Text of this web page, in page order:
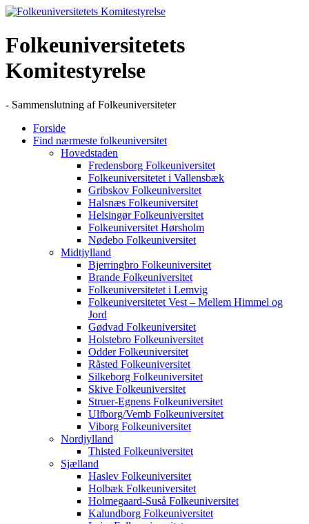
Skip
content
Folkeuniversitetets
Komitestyrelse
- Sammenslutning af Folkeuniversiteter
Forside
Find nærmeste folkeuniversitet
Hovedstaden
Fredensborg Folkeuniversitet
Folkeuniversitetet i Vallensbæk
Gribskov Folkeuniversitet
Halsnæs Folkeuniversitet
Helsingør Folkeuniversitet
Folkeuniversitet Hørsholm
Nødebo Folkeuniversitet
Midtjylland
Bjerringbro Folkeuniversitet
Brande Folkeuniversitet
Folkeuniversitetet i Lemvig
Folkeuniversitetet Vest – Mellem Himmel og
Jord
Gødvad Folkeuniversitet
Holstebro Folkeuniversitet
Odder Folkeuniversitet
Råsted Folkeuniversitet
Silkeborg Folkeuniversitet
Skive Folkeuniversitet
Struer-Egnens Folkeuniversitet
Ulfborg/Vemb Folkeuniversitet
Viborg Folkeuniversitet
Nordjylland
Thisted Folkeuniversitet
Sjælland
Haslev Folkeuniversitet
Holbæk Folkeuniversitet
Holmegaard-Suså Folkeuniversitet
Kalundborg Folkeuniversitet